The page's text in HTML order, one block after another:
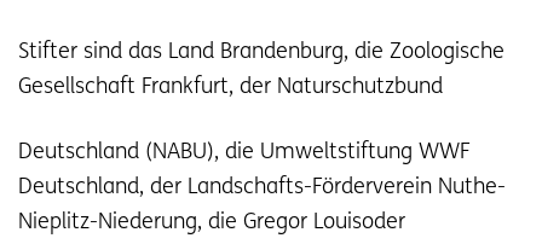
Stifter sind das Land Brandenburg, die Zoologische
Gesellschaft Frankfurt, der Naturschutzbund
Deutschland (NABU), die Umweltstiftung WWF
Deutschland, der Landschafts-Förderverein Nuthe-
Nieplitz-Niederung, die Gregor Louisoder